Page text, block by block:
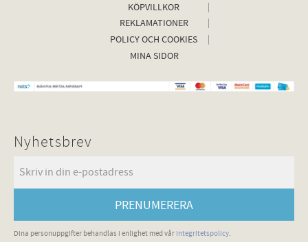
KÖPVILLKOR
REKLAMATIONER
POLICY OCH COOKIES
MINA SIDOR
Nyhetsbrev
PRENUMERERA
Dina personuppgifter behandlas i enlighet med vår integritetspolicy.